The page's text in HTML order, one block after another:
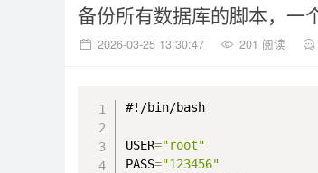
备份所有数据库的脚本，一
2026-03-25 13:30:47 201 阅读
#!/bin/bash
USER="root"
PASS="123456"